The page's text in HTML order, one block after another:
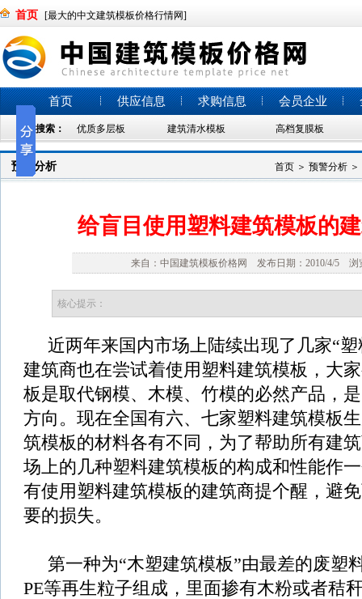
首页 [最大的中文建筑模板价格行情网]
首页 供应信息 求购信息 会员企业
热门搜索： 优质多层板 建筑清水模板 高档复膜板
预警分析 首页 ＞ 预警分析 ＞
给盲目使用塑料建筑模板的
来自：中国建筑模板价格网 发布日期：2010/4/5 浏
核心提示：
近两年来国内市场上陆续出现了几家“塑
建筑商也在尝试着使用塑料建筑模板，大
板是取代钢模、木模、竹模的必然产品，
方向。现在全国有六、七家塑料建筑模板
筑模板的材料各有不同，为了帮助所有建
场上的几种塑料建筑模板的构成和性能作
有使用塑料建筑模板的建筑商提个醒，避
要的损失。
第一种为“木塑建筑模板”由最差的废塑
PE等再生粒子组成，里面掺有木粉或者秸